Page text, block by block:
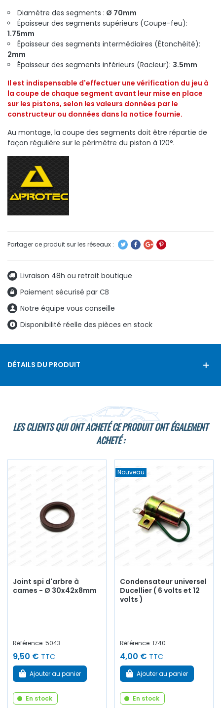
Diamètre des segments : Ø 70mm
Épaisseur des segments supérieurs (Coupe-feu):
1.75mm
Épaisseur des segments intermédiaires (Étanchéité):
2mm
Épaisseur des segments inférieurs (Racleur): 3.5mm
Il est indispensable d'effectuer une vérification du jeu à
la coupe de chaque segment avant leur mise en place
sur les pistons, selon les valeurs données par le
constructeur ou données dans la notice fournie.
Au montage, la coupe des segments doit être répartie de
façon régulière sur le périmètre du piston à 120°.
Livraison 48h ou retrait boutique
Paiement sécurisé par CB
Notre équipe vous conseille
Disponibilité réelle des pièces en stock
DÉTAILS DU PRODUIT
LES CLIENTS QUI ONT ACHETÉ CE PRODUIT ONT ÉGALEMENT
ACHETÉ :
Joint spi d'arbre à
cames - Ø 30x42x8mm
Référence: 5043
9,50 € TTC
Ajouter au panier
En stock
Nouveau
Condensateur universel
Ducellier ( 6 volts et 12
volts )
Référence: 1740
4,00 € TTC
Ajouter au panier
En stock